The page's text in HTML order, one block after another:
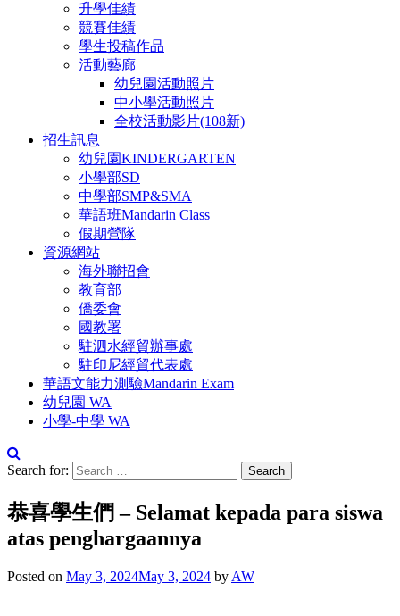
升學佳績
競賽佳績
學生投稿作品
活動藝廊
幼兒園活動照片
中小學活動照片
全校活動影片(108新)
招生訊息
幼兒園KINDERGARTEN
小學部SD
中學部SMP&SMA
華語班Mandarin Class
假期營隊
資源網站
海外聯招會
教育部
僑委會
國教署
駐泗水經貿辦事處
駐印尼經貿代表處
華語文能力測驗Mandarin Exam
幼兒園 WA
小學-中學 WA
Search for:
恭喜學生們 – Selamat kepada para siswa
atas penghargaannya
Posted on May 3, 2024May 3, 2024 by AW